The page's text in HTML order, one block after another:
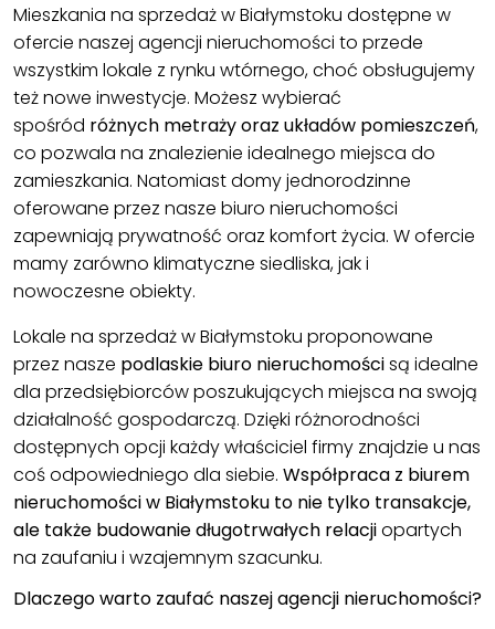
Mieszkania na sprzedaż w Białymstoku dostępne w
ofercie naszej agencji nieruchomości to przede
wszystkim lokale z rynku wtórnego, choć obsługujemy
też nowe inwestycje. Możesz wybierać
spośród różnych metraży oraz układów pomieszczeń,
co pozwala na znalezienie idealnego miejsca do
zamieszkania. Natomiast domy jednorodzinne
oferowane przez nasze biuro nieruchomości
zapewniają prywatność oraz komfort życia. W ofercie
mamy zarówno klimatyczne siedliska, jak i
nowoczesne obiekty.
Lokale na sprzedaż w Białymstoku proponowane
przez nasze podlaskie biuro nieruchomościsą idealne
dla przedsiębiorców poszukujących miejsca na swoją
działalność gospodarczą. Dzięki różnorodności
dostępnych opcji każdy właściciel firmy znajdzie u nas
coś odpowiedniego dla siebie. Współpraca z biurem
nieruchomości w Białymstoku to nie tylko transakcje,
ale także budowanie długotrwałych relacjiopartych
na zaufaniu i wzajemnym szacunku.
Dlaczego warto zaufać naszej agencji nieruchomości?